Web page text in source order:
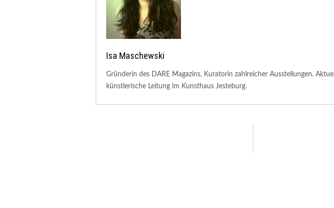
Isa Maschewski
Gründerin des DARE Magazins, Kuratorin zahlreicher Ausstellungen. Aktuell
künstlerische Leitung im Kunsthaus Jesteburg.